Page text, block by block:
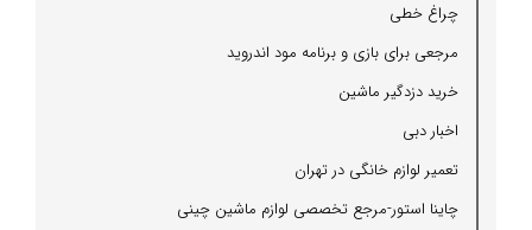
چراغ خطی
مرجعی برای بازی و برنامه مود اندروید
خرید دزدگیر ماشین
اخبار دبی
تعمیر لوازم خانگی در تهران
چاینا استور-مرجع تخصصی لوازم ماشین چینی